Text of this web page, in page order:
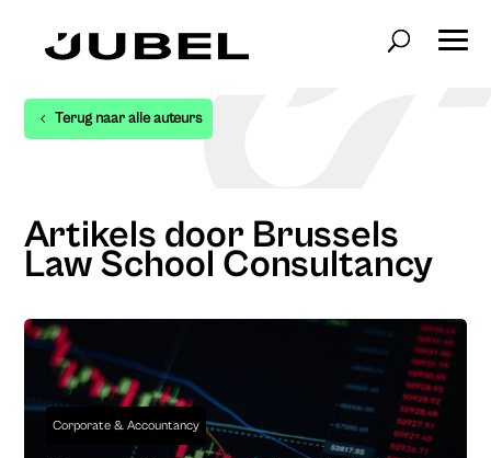
Terug naar alle auteurs
Artikels door Brussels
Law School Consultancy
Corporate & Accountancy